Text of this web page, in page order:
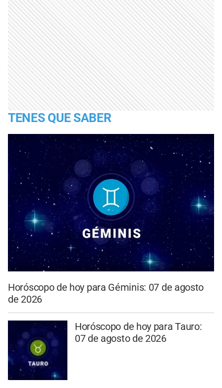
TENES QUE SABER
Horóscopo de hoy para Géminis: 07 de agosto
de 2026
Horóscopo de hoy para Tauro:
07 de agosto de 2026